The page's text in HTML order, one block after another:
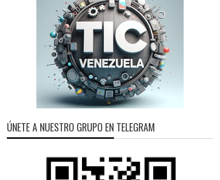
ÚNETE A NUESTRO GRUPO EN TELEGRAM